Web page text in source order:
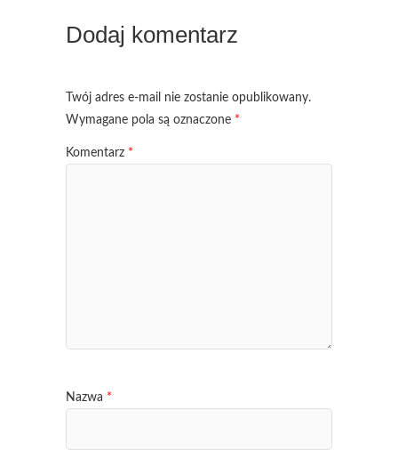
Dodaj komentarz
Twój adres e-mail nie zostanie opublikowany.
Wymagane pola są oznaczone *
Komentarz *
Nazwa *